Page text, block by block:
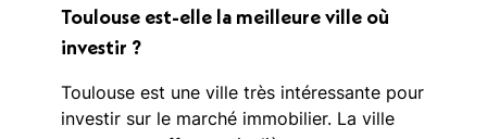
Toulouse est-elle la meilleure ville où
investir ?
Toulouse est une ville très intéressante pour
investir sur le marché immobilier. La ville